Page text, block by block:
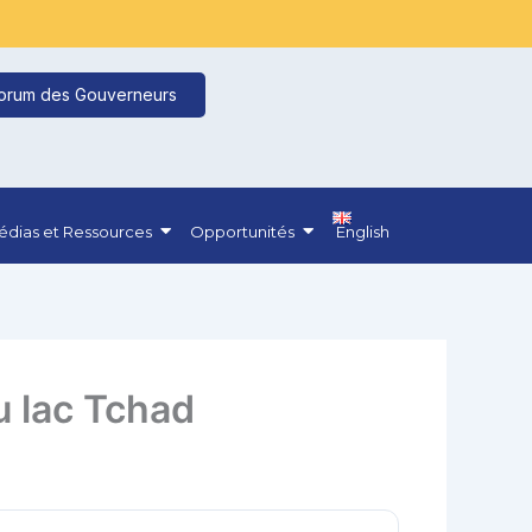
des Gouverneurs
et Ressources Opportunités English
lac Tchad